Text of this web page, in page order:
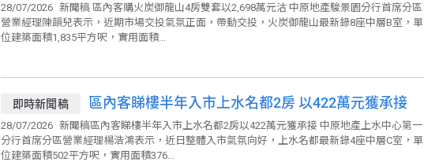
28/07/2026 新聞稿 區內客購火炭御龍山4房雙套以2,698萬元沽 中原地產駿景園分行首席分區
營業經理陳韻兒表示，近期市場交投氣氛正面，帶動交投，火炭御龍山最新錄8座中層B室，單
位建築面積1,835平方呎，實用面積...
即時新聞稿 區內客睇樓半年入市上水名都2房 以422萬元獲承接
28/07/2026 新聞稿區內客睇樓半年入市上水名都2房以422萬元獲承接 中原地產上水中心第一
分行首席分區營業經理楊浩鴻表示，近日整體入市氣氛向好，上水名都最新錄4座中層C室，單
位建築面積502平方呎，實用面積376...